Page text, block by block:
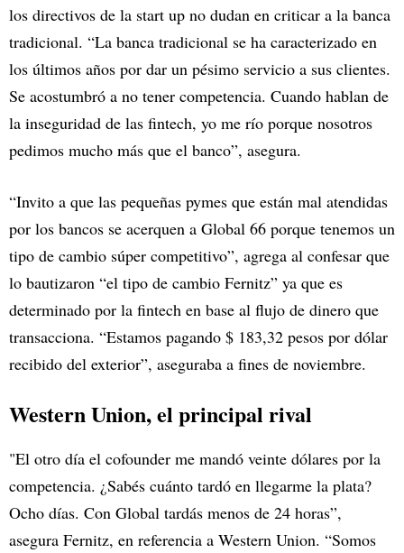
los directivos de la start up no dudan en criticar a la banca
tradicional. “La banca tradicional se ha caracterizado en
los últimos años por dar un pésimo servicio a sus clientes.
Se acostumbró a no tener competencia. Cuando hablan de
la inseguridad de las fintech, yo me río porque nosotros
pedimos mucho más que el banco”, asegura.
“Invito a que las pequeñas pymes que están mal atendidas
por los bancos se acerquen a Global 66 porque tenemos un
tipo de cambio súper competitivo”, agrega al confesar que
lo bautizaron “el tipo de cambio Fernitz” ya que es
determinado por la fintech en base al flujo de dinero que
transacciona. “Estamos pagando $ 183,32 pesos por dólar
recibido del exterior”, aseguraba a fines de noviembre.
Western Union, el principal rival
"El otro día el cofounder me mandó veinte dólares por la
competencia. ¿Sabés cuánto tardó en llegarme la plata?
Ocho días. Con Global tardás menos de 24 horas”,
asegura Fernitz, en referencia a Western Union. “Somos